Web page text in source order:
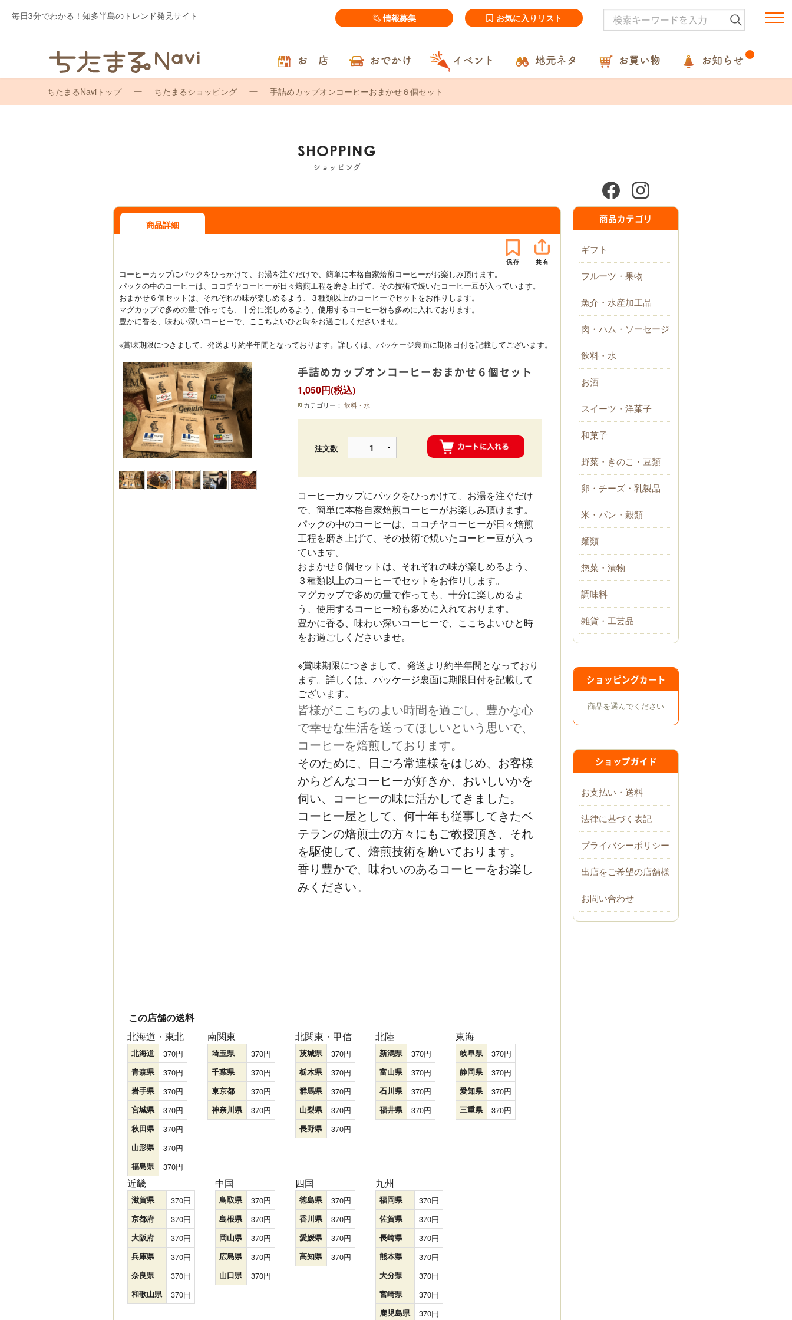
毎日3分でわかる！知多半島のトレンド発見サイト 情報募集 お気に入りリスト
お 店 おでかけ イベント 地元ネタ お買い物 お知らせ
ちたまるNaviトップ ちたまるショッピング 手詰めカップオンコーヒーおまかせ６個セット
SHOPPING
ショッピング
商品詳細
コーヒーカップにパックをひっかけて、お湯を注ぐだけで、簡単に本格自家焙煎コーヒーがお楽しみ頂けます。
パックの中のコーヒーは、ココチヤコーヒーが日々焙煎工程を磨き上げて、その技術で焼いたコーヒー豆が入っています。
おまかせ６個セットは、それぞれの味が楽しめるよう、３種類以上のコーヒーでセットをお作りします。
マグカップで多めの量で作っても、十分に楽しめるよう、使用するコーヒー粉も多めに入れております。
豊かに香る、味わい深いコーヒーで、ここちよいひと時をお過ごしくださいませ。
※賞味期限につきまして、発送より約半年間となっております。詳しくは、パッケージ裏面に期限日付を記載してございます。
手詰めカップオンコーヒーおまかせ６個セット
1,050円(税込)
カテゴリー： 飲料・水
注文数
コーヒーカップにパックをひっかけて、お湯を注ぐだけ
で、簡単に本格自家焙煎コーヒーがお楽しみ頂けます。
パックの中のコーヒーは、ココチヤコーヒーが日々焙煎
工程を磨き上げて、その技術で焼いたコーヒー豆が入っ
ています。
おまかせ６個セットは、それぞれの味が楽しめるよう、
３種類以上のコーヒーでセットをお作りします。
マグカップで多めの量で作っても、十分に楽しめるよ
う、使用するコーヒー粉も多めに入れております。
豊かに香る、味わい深いコーヒーで、ここちよいひと時
をお過ごしくださいませ。
※賞味期限につきまして、発送より約半年間となっており
ます。詳しくは、パッケージ裏面に期限日付を記載して
ございます。
皆様がここちのよい時間を過ごし、豊かな心
で幸せな生活を送ってほしいという思いで、
コーヒーを焙煎しております。
そのために、日ごろ常連様をはじめ、お客様
からどんなコーヒーが好きか、おいしいかを
伺い、コーヒーの味に活かしてきました。
コーヒー屋として、何十年も従事してきたベ
テランの焙煎士の方々にもご教授頂き、それ
を駆使して、焙煎技術を磨いております。
香り豊かで、味わいのあるコーヒーをお楽し
みください。
この店舗の送料
北海道・東北
北海道 370
青森県 370
岩手県 370
宮城県 370
秋田県 370
山形県 370
福島県 370
南関東
埼玉県 370
千葉県 370
東京都 370
神奈川県 370
北関東・甲信
茨城県 370
栃木県 370
群馬県 370
山梨県 370
長野県 370
北陸
新潟県 370
富山県 370
石川県 370
福井県 370
東海
岐阜県 370
静岡県 370
愛知県 370
三重県 370
近畿
滋賀県 370
京都府 370
大阪府 370
兵庫県 370
奈良県 370
和歌山県 370
中国
鳥取県 370
島根県 370
岡山県 370
広島県 370
山口県 370
四国
徳島県 370
香川県 370
愛媛県 370
高知県 370
九州
福岡県 370
佐賀県 370
長崎県 370
熊本県 370
大分県 370
宮崎県 370
鹿児島県 370
商品カテゴリ
ギフト
フルーツ・果物
魚介・水産加工品
肉・ハム・ソーセージ
飲料・水
お酒
スイーツ・洋菓子
和菓子
野菜・きのこ・豆類
卵・チーズ・乳製品
米・パン・穀類
麺類
惣菜・漬物
調味料
雑貨・工芸品
ショッピングカート
商品を選んでください
ショップガイド
お支払い・送料
法律に基づく表記
プライバシーポリシー
出店をご希望の店舗様
お問い合わせ